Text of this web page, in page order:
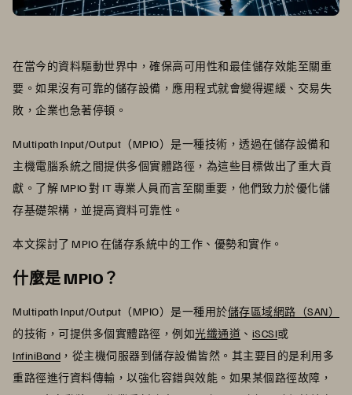
在當今的資料驅動世界中，確保高可用性和最佳儲存效能至關重
要。如果沒有可靠的儲存設備，應用程式就會變得遲緩、交易失
敗，企業也急著停頓。
Multipath Input/Output（MPIO）是一種技術，透過在儲存設備和
主機電腦系統之間提供多個實體路徑，為這些目標做出了重大貢
獻。了解 MPIO 對 IT 專業人員而言至關重要，他們致力於優化儲
存基礎架構，並提高資料可靠性。
本文探討了 MPIO 在儲存系統中的工作、優勢和實作。
什麼是 MPIO？
Multipath Input/Output（MPIO）是一種用於儲存區域網路（SAN）
的技術，可提供多個實體路徑，例如光纖通道 、 iSCSI或
InfiniBand ，從主機伺服器到儲存設備皆然。其主要目的是利用多
重路徑進行資料傳輸，以強化容錯與效能。如果某個路徑故障，